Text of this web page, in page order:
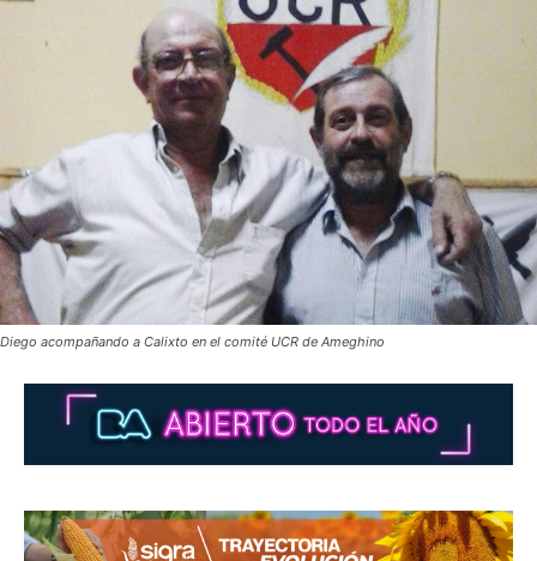
Diego acompañando a Calixto en el comité UCR de Ameghino